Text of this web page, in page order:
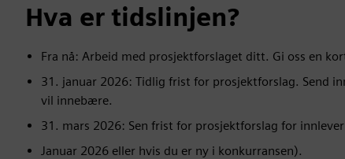
Hva er tidslinjen?
Fra nå: Arbeid med prosjektforslaget ditt. Gi oss en
31. januar 2026: Tidlig frist for prosjektforslag. Send
vil innebære.
31. mars 2026: Sen frist for prosjektforslag for
Januar 2026 eller hvis du er ny i konkurransen).